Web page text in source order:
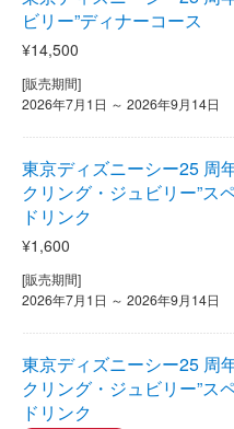
ビリー”ディナーコース
¥14,500
[販売期間]
2026年7月1日 ～ 2026年9月14日
東京ディズニーシー25 周
クリング・ジュビリー”ス
ドリンク
¥1,600
[販売期間]
2026年7月1日 ～ 2026年9月14日
東京ディズニーシー25 周
クリング・ジュビリー”ス
ドリンク